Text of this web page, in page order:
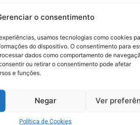
o consentimento
usamos tecnologias como cookies
do dispositivo. O consentimento para
dados como comportamento de
ou retirar o consentimento pode afetar
e funções.
Negar Ver
Política de Cookies